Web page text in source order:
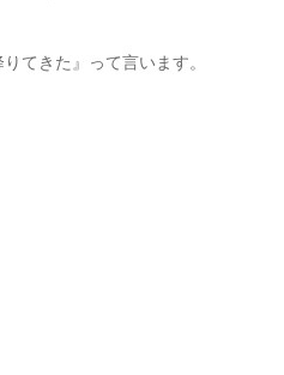
てきた』って言います。